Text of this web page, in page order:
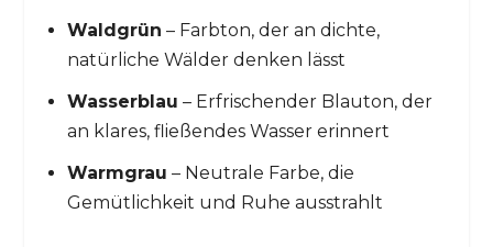
Waldgrün – Farbton, der an dichte,
natürliche Wälder denken lässt
Wasserblau – Erfrischender Blauton, der
an klares, fließendes Wasser erinnert
Warmgrau – Neutrale Farbe, die
Gemütlichkeit und Ruhe ausstrahlt